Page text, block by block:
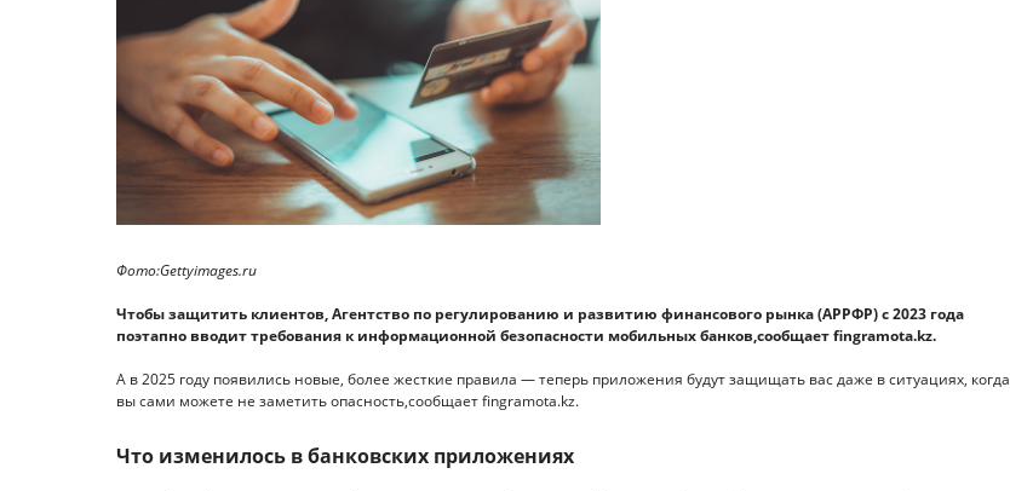
Фото:Gettyimages.ru
Чтобы защитить клиентов, Агентство по регулированию и развитию финансового рынка (АРРФР) с 2023 года
поэтапно вводит требования к информационной безопасности мобильных банков,сообщает fingramota.kz.
А в 2025 году появились новые, более жесткие правила — теперь приложения будут защищать вас даже в ситуациях, когда
вы сами можете не заметить опасность,сообщает fingramota.kz.
Что изменилось в банковских приложениях